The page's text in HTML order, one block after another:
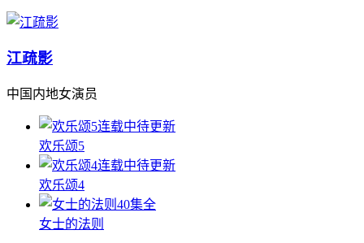
江疏影
中国内地女演员
连载中待更新
欢乐颂5
连载中待更新
欢乐颂4
40集全
女士的法则